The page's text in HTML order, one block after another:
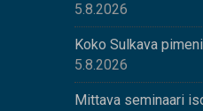
5.8.2026
Koko Sulkava
5.8.2026
Mittava seminaari